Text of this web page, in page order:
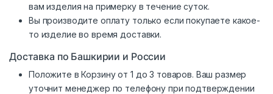
вам изделия на примерку в течение суток.
Вы производите оплату только если покупаете какое-
то изделие во время доставки.
Доставка по Башкирии и России
Положите в Корзину от 1 до 3 товаров. Ваш размер
уточнит менеджер по телефону при подтверждении